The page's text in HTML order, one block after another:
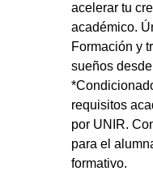
acelerar tu
académico.
Formación y
sueños
requisitos
por UNIR.
para el
formativo.